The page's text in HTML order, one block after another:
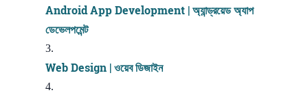
Android App Development | অ্যান্ড্রয়েড অ্যাপ
ডেভেলপমেন্ট
Web Design | ওয়েব ডিজাইন